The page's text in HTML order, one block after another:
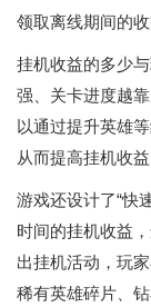
领取离线期间的收
挂机收益的多少
强、关卡进度越
以通过提升英雄
从而提高挂机收益
游戏还设计了“快
时间的挂机收益
出挂机活动，玩
稀有英雄碎片、钻